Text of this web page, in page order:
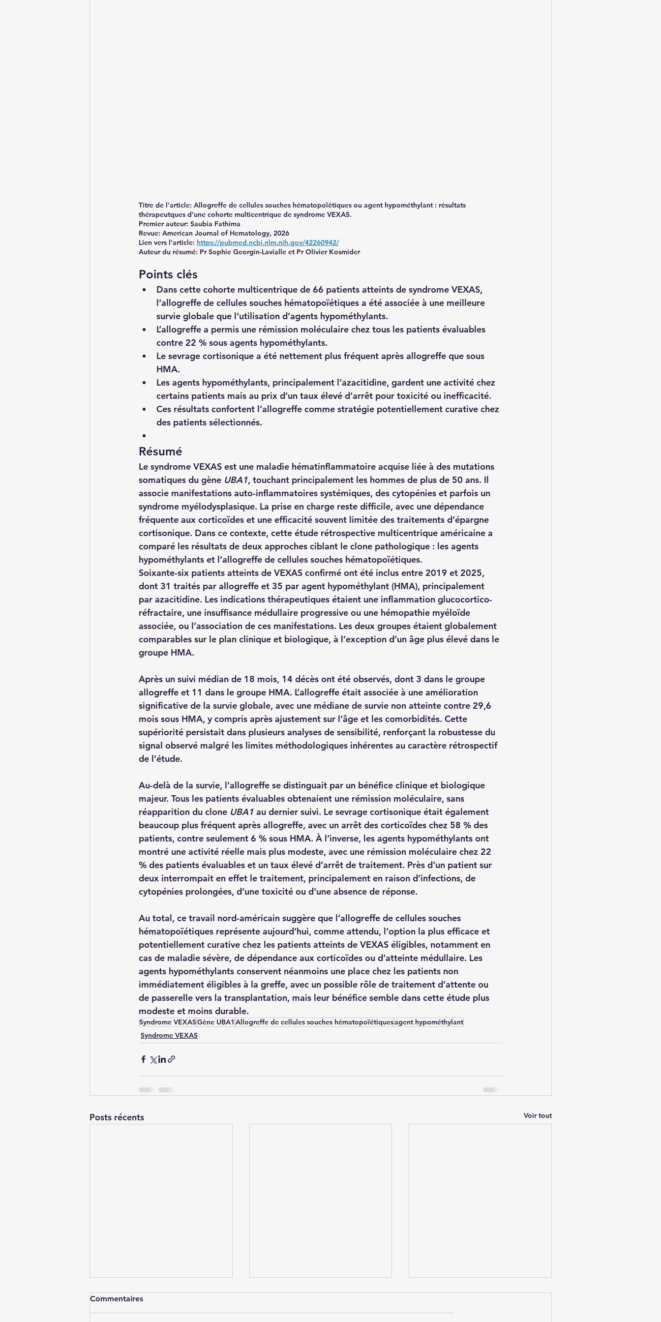
Titre de l'article: Allogreffe de cellules souches hématopoïétiques ou agent hypométhylant : résultats
thérapeutques d’une cohorte multicentrique de syndrome VEXAS.
Premier auteur: Saubia Fathima
Revue: American Journal of Hematology, 2026
Lien vers l'article: https://pubmed.ncbi.nlm.nih.gov/42260942/
Auteur du résumé: Pr Sophie Georgin-Lavialle et Pr Olivier Kosmider
Points clés
Dans cette cohorte multicentrique de 66 patients atteints de syndrome VEXAS,
l’allogreffe de cellules souches hématopoïétiques a été associée à une meilleure
survie globale que l’utilisation d’agents hypométhylants.
L’allogreffe a permis une rémission moléculaire chez tous les patients évaluables
contre 22 % sous agents hypométhylants.
Le sevrage cortisonique a été nettement plus fréquent après allogreffe que sous
HMA.
Les agents hypométhylants, principalement l’azacitidine, gardent une activité chez
certains patients mais au prix d’un taux élevé d’arrêt pour toxicité ou inefficacité.
Ces résultats confortent l’allogreffe comme stratégie potentiellement curative chez
des patients sélectionnés.
Résumé
Le syndrome VEXAS est une maladie hématinflammatoire acquise liée à des mutations
somatiques du gène UBA1, touchant principalement les hommes de plus de 50 ans. Il
associe manifestations auto-inflammatoires systémiques, des cytopénies et parfois un
syndrome myélodysplasique. La prise en charge reste difficile, avec une dépendance
fréquente aux corticoïdes et une efficacité souvent limitée des traitements d’épargne
cortisonique. Dans ce contexte, cette étude rétrospective multicentrique américaine a
comparé les résultats de deux approches ciblant le clone pathologique : les agents
hypométhylants et l’allogreffe de cellules souches hématopoïétiques.
Soixante-six patients atteints de VEXAS confirmé ont été inclus entre 2019 et 2025,
dont 31 traités par allogreffe et 35 par agent hypométhylant (HMA), principalement
par azacitidine. Les indications thérapeutiques étaient une inflammation glucocortico-
réfractaire, une insuffisance médullaire progressive ou une hémopathie myéloïde
associée, ou l’association de ces manifestations. Les deux groupes étaient globalement
comparables sur le plan clinique et biologique, à l’exception d’un âge plus élevé dans le
groupe HMA.
Après un suivi médian de 18 mois, 14 décès ont été observés, dont 3 dans le groupe
allogreffe et 11 dans le groupe HMA. L’allogreffe était associée à une amélioration
significative de la survie globale, avec une médiane de survie non atteinte contre 29,6
mois sous HMA, y compris après ajustement sur l’âge et les comorbidités. Cette
supériorité persistait dans plusieurs analyses de sensibilité, renforçant la robustesse du
signal observé malgré les limites méthodologiques inhérentes au caractère rétrospectif
de l’étude.
Au-delà de la survie, l’allogreffe se distinguait par un bénéfice clinique et biologique
majeur. Tous les patients évaluables obtenaient une rémission moléculaire, sans
réapparition du clone UBA1 au dernier suivi. Le sevrage cortisonique était également
beaucoup plus fréquent après allogreffe, avec un arrêt des corticoïdes chez 58 % des
patients, contre seulement 6 % sous HMA. À l’inverse, les agents hypométhylants ont
montré une activité réelle mais plus modeste, avec une rémission moléculaire chez 22
% des patients évaluables et un taux élevé d’arrêt de traitement. Près d’un patient sur
deux interrompait en effet le traitement, principalement en raison d’infections, de
cytopénies prolongées, d’une toxicité ou d’une absence de réponse.
Au total, ce travail nord-américain suggère que l’allogreffe de cellules souches
hématopoïétiques représente aujourd’hui, comme attendu, l’option la plus efficace et
potentiellement curative chez les patients atteints de VEXAS éligibles, notamment en
cas de maladie sévère, de dépendance aux corticoïdes ou d’atteinte médullaire. Les
agents hypométhylants conservent néanmoins une place chez les patients non
immédiatement éligibles à la greffe, avec un possible rôle de traitement d’attente ou
de passerelle vers la transplantation, mais leur bénéfice semble dans cette étude plus
modeste et moins durable.
Syndrome VEXASGène UBA1 Allogreffe de cellules souches hématopoïétiquesagent hypométhylant
Syndrome VEXAS
Posts récents Voir tout
Commentaires